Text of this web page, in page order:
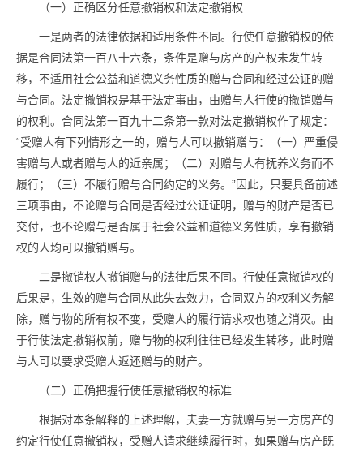
（一）正确区分任意撤销权和法定撤销权
一是两者的法律依据和适用条件不同。行使任意撤销权的依
据是合同法第一百八十六条，条件是赠与房产的产权未发生转
移，不适用社会公益和道德义务性质的赠与合同和经过公证的赠
与合同。法定撤销权是基于法定事由，由赠与人行使的撤销赠与
的权利。合同法第一百九十二条第一款对法定撤销权作了规定：
“受赠人有下列情形之一的，赠与人可以撤销赠与：（一）严重侵
害赠与人或者赠与人的近亲属；（二）对赠与人有抚养义务而不
履行；（三）不履行赠与合同约定的义务。”因此，只要具备前述
三项事由，不论赠与合同是否经过公证证明，赠与的财产是否已
交付，也不论赠与是否属于社会公益和道德义务性质，享有撤销
权的人均可以撤销赠与。
二是撤销权人撤销赠与的法律后果不同。行使任意撤销权的
后果是，生效的赠与合同从此失去效力，合同双方的权利义务解
除，赠与物的所有权不变，受赠人的履行请求权也随之消灭。由
于行使法定撤销权前，赠与物的权利往往已经发生转移，此时赠
与人可以要求受赠人返还赠与的财产。
（二）正确把握行使任意撤销权的标准
根据对本条解释的上述理解，夫妻一方就赠与另一方房产的
约定行使任意撤销权，受赠人请求继续履行时，如果赠与房产既